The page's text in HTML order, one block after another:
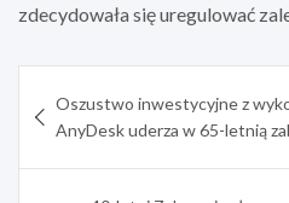
zdecydowała się uregulować
wpisu
Oszustwo inwestycyjne z
AnyDesk uderza w 65-letnią